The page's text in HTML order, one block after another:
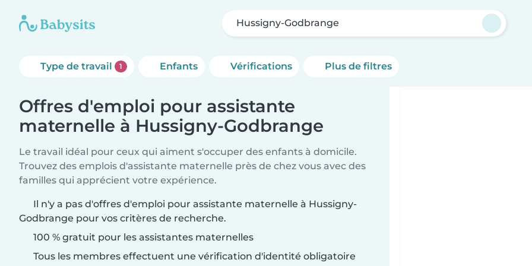
Hussigny-Godbrange
Type de travail 1 Enfants Vérifications Plus de filtres
Offres d'emploi pour assistante
maternelle à Hussigny-Godbrange
Le travail idéal pour ceux qui aiment s'occuper des enfants à domicile.
Trouvez des emplois d'assistante maternelle près de chez vous avec des
familles qui apprécient votre expérience.
Il n'y a pas d'offres d'emploi pour assistante maternelle à Hussigny-
Godbrange pour vos critères de recherche.
100 % gratuit pour les assistantes maternelles
Tous les membres effectuent une vérification d'identité obligatoire